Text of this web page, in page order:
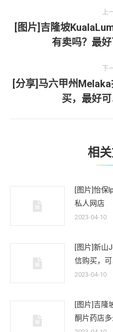
章
上
[图片]吉隆坡
有卖吗？最
下
[分享]马六甲州
买，最好
相
[图片]怡保
私人网店
2023-04-10
[图片]新山
信购买，
2023-04-10
[图片]吉隆
酮片药店